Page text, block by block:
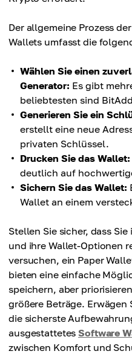
Der allgemeine Prozess
Wallets umfasst die
Wählen Sie einen
Generator: Es gibt
beliebtesten sind
Generieren Sie ein
erstellt eine neue
privaten Schlüssel.
Drucken Sie das Wallet:
deutlich auf
Sichern Sie das Wallet:
Wallet an einem
Stellen Sie sicher, dass
und ihre Wallet-Optionen
versuchen, ein Paper
bieten eine einfache
speichern, aber
größere Beträge. Erwägen
die sicherste
ausgestattetesSoftware
zwischen Komfort und